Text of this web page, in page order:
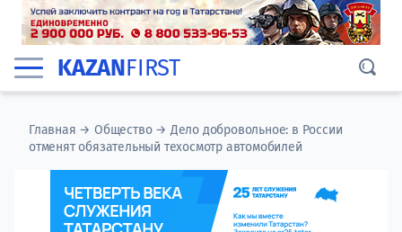
KAZANFIRST
Главная →Общество→ Дело добровольное: в России
отменят обязательный техосмотр автомобилей